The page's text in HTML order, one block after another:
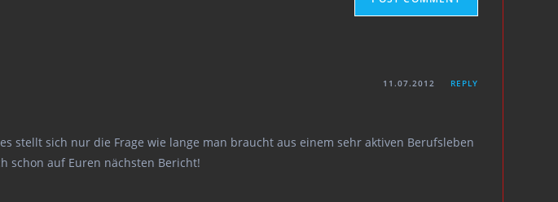
11.07.2012 REPLY
stellt sich nur die Frage wie lange man braucht aus einem sehr aktiven Berufsleben
schon auf Euren nächsten Bericht!